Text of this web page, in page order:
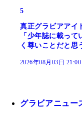
5
真正グラビアアイ
「少年誌に載っ
く尊いことだと思
2026年08月03日 21:00
グラビアニュー